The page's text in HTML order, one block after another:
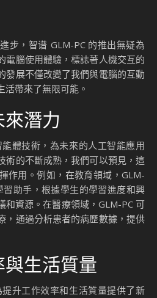
步，智谱 GLM-PC 的推出無疑為
電腦使用體驗，標誌著人機交互的
發展不僅改變了我們與電腦的互動
活帶來了無限可能。
潛力
體技術，為未來的人工智能應用
術的不斷成熟，我們可以預見，這
作用。例如，在教育領域，GLM-
習助手，根據學生的學習進度和興
和資源。在醫療領域，GLM-PC 可
，通過分析患者的病歷數據，提供
生活質量
升工作效率和生活質量提供了新